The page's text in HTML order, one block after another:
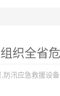
织全省
汛应急救援设